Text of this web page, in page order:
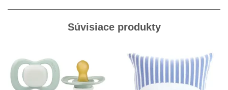
Súvisiace produkty